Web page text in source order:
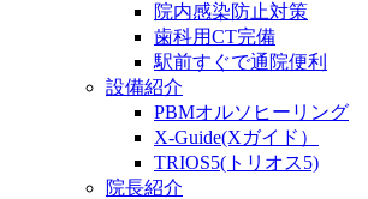
院内感染防止対策
歯科用CT完備
駅前すぐで通院便利
設備紹介
PBMオルソヒーリング
X-Guide(Xガイド）
TRIOS5(トリオス5)
院長紹介